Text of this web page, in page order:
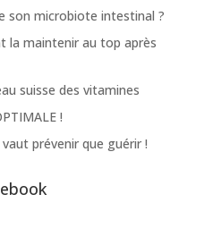
son microbiote intestinal ?
la maintenir au top après
suisse des vitamines
!
prévenir que guérir !